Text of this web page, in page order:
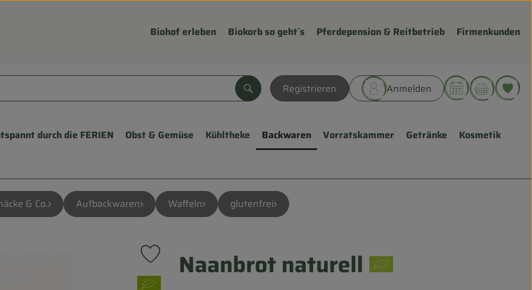
Biohof erleben Biokorb so geht`s Pferdepension & Reitbetrieb Firmenkunden
Registrieren Anmelden
Suchen
durch die FERIEN Obst & Gemüse Kühltheke Backwaren Vorratskammer Getränke Kosmetik
& Co. Aufbackwaren Waffeln glutenfrei
Naanbrot naturell
Produkt zu Favouriten hinzufügen
, Verband: